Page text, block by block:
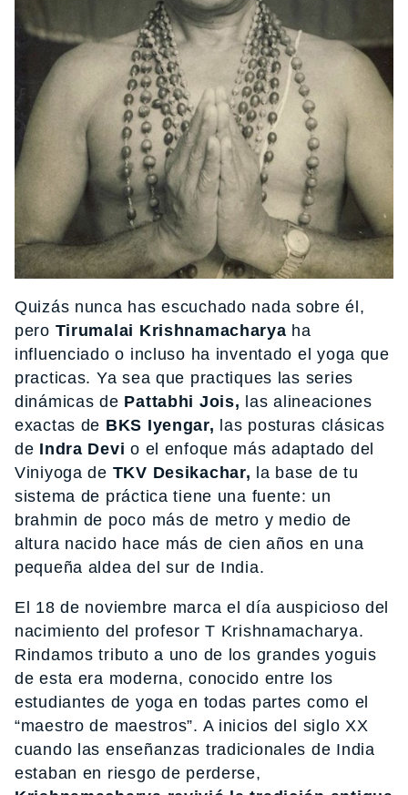
Quizás nunca has escuchado nada sobre él,
pero Tirumalai Krishnamacharya ha
influenciado o incluso ha inventado el yoga que
practicas. Ya sea que practiques las series
dinámicas de Pattabhi Jois, las alineaciones
exactas de BKS Iyengar, las posturas clásicas
de Indra Devi o el enfoque más adaptado del
Viniyoga de TKV Desikachar, la base de tu
sistema de práctica tiene una fuente: un
brahmin de poco más de metro y medio de
altura nacido hace más de cien años en una
pequeña aldea del sur de India.
El 18 de noviembre marca el día auspicioso del
nacimiento del profesor T Krishnamacharya.
Rindamos tributo a uno de los grandes yoguis
de esta era moderna, conocido entre los
estudiantes de yoga en todas partes como el
“maestro de maestros”. A inicios del siglo XX
cuando las enseñanzas tradicionales de India
estaban en riesgo de perderse,